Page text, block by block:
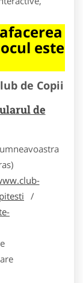
este
de Copii
de
/